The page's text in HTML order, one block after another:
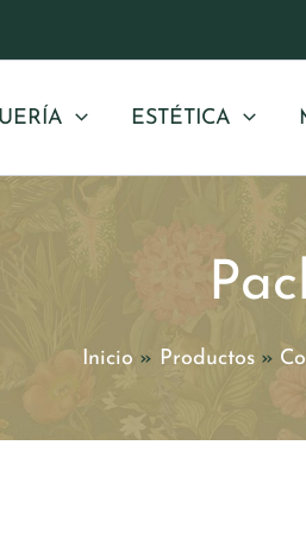
ESTÉTICA
Inicio Productos